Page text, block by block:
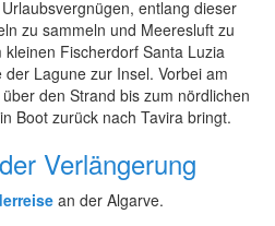
entlang dieser
zu sammeln und Meeresluft zu
Fischerdorf Santa Luzia
Lagune zur Insel. Vorbei am
den Strand bis zum nördlichen
Boot zurück nach Tavira bringt.
Verlängerung
an der Algarve.